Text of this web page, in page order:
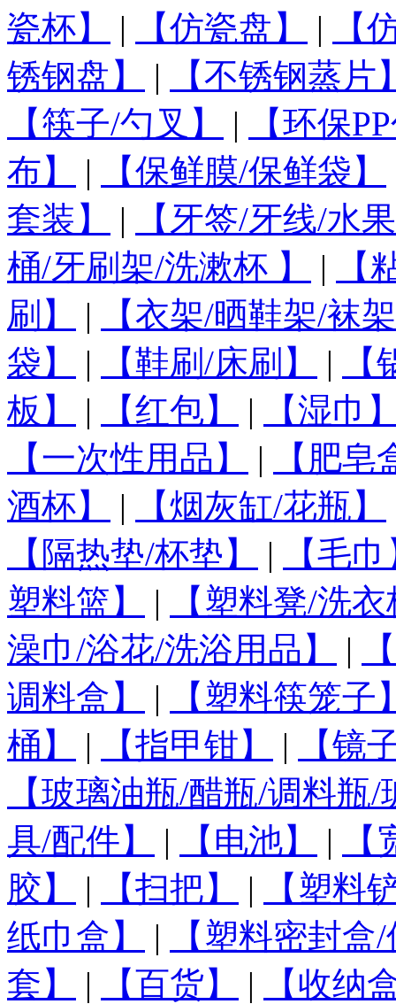
瓷杯】
| 【仿瓷盘】 |
【
锈钢盘】
|
【不锈钢蒸片
【筷子/勺叉】
|
【环保
布】
| 【保鲜膜/保鲜袋】
套装】
|
【牙签/牙线/水
桶/牙刷架/洗漱杯 】
|
【
刷】
|
【衣架/晒鞋架/袜
袋】
| 【鞋刷/床刷】 |
板】
| 【红包】 |
【湿巾
【一次性用品】
|
【肥皂
酒杯】
| 【烟灰缸/花瓶】
【隔热垫/杯垫】
|
【毛
塑料篮】
|
【塑料凳/洗
澡巾/浴花/洗浴用品】
|
调料盒】
|
【塑料筷笼子
桶】
| 【指甲钳】 |
【镜
【玻璃油瓶/醋瓶/调料瓶
具/配件】
| 【电池】 |
胶】
| 【扫把】 |
【塑料
纸巾盒】
|
【塑料密封盒
套】
| 【百货】 |
【收纳